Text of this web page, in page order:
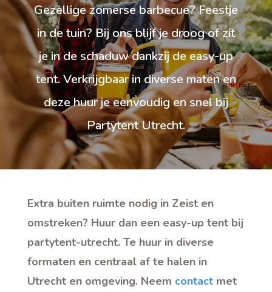
Gezellige zomerse barbecue? Feestje
in de tuin? Bij ons blijf je droog of zit
je in de schaduw dankzij de easy-up
tent. Verkrijgbaar in diverse maten en
deze huur je eenvoudig en snel bij
Partytent Utrecht.
Extra buiten ruimte nodig in Zeist en
omstreken? Huur dan een easy-up tent bij
partytent-utrecht. Te huur in diverse
formaten en centraal af te halen in
Utrecht en omgeving. Neem contact met